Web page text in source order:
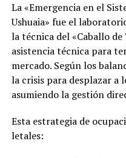
La «Emergencia en el
Ushuaia» fue el
la técnica del «Caballo
asistencia técnica para
mercado. Según los
la crisis para desplazar a
asumiendo la gestión
Esta estrategia de
letales: